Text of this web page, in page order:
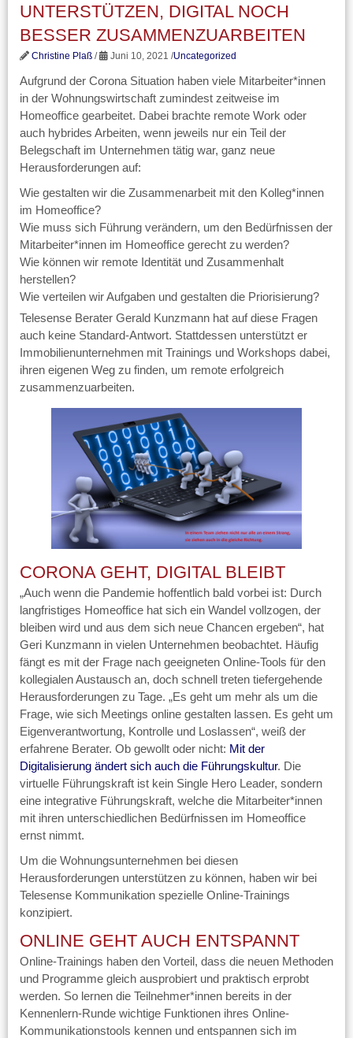
UNTERSTÜTZEN, DIGITAL NOCH
BESSER ZUSAMMENZUARBEITEN
Christine Plaß / Juni 10, 2021 /Uncategorized
Aufgrund der Corona Situation haben viele Mitarbeiter*innen
in der Wohnungswirtschaft zumindest zeitweise im
Homeoffice gearbeitet. Dabei brachte remote Work oder
auch hybrides Arbeiten, wenn jeweils nur ein Teil der
Belegschaft im Unternehmen tätig war, ganz neue
Herausforderungen auf:
Wie gestalten wir die Zusammenarbeit mit den Kolleg*innen
im Homeoffice?
Wie muss sich Führung verändern, um den Bedürfnissen der
Mitarbeiter*innen im Homeoffice gerecht zu werden?
Wie können wir remote Identität und Zusammenhalt
herstellen?
Wie verteilen wir Aufgaben und gestalten die Priorisierung?
Telesense Berater Gerald Kunzmann hat auf diese Fragen
auch keine Standard-Antwort. Stattdessen unterstützt er
Immobilienunternehmen mit Trainings und Workshops dabei,
ihren eigenen Weg zu finden, um remote erfolgreich
zusammenzuarbeiten.
CORONA GEHT, DIGITAL BLEIBT
„Auch wenn die Pandemie hoffentlich bald vorbei ist: Durch
langfristiges Homeoffice hat sich ein Wandel vollzogen, der
bleiben wird und aus dem sich neue Chancen ergeben“, hat
Geri Kunzmann in vielen Unternehmen beobachtet. Häufig
fängt es mit der Frage nach geeigneten Online-Tools für den
kollegialen Austausch an, doch schnell treten tiefergehende
Herausforderungen zu Tage. „Es geht um mehr als um die
Frage, wie sich Meetings online gestalten lassen. Es geht um
Eigenverantwortung, Kontrolle und Loslassen“, weiß der
erfahrene Berater. Ob gewollt oder nicht: Mit der
Digitalisierung ändert sich auch die Führungskultur. Die
virtuelle Führungskraft ist kein Single Hero Leader, sondern
eine integrative Führungskraft, welche die Mitarbeiter*innen
mit ihren unterschiedlichen Bedürfnissen im Homeoffice
ernst nimmt.
Um die Wohnungsunternehmen bei diesen
Herausforderungen unterstützen zu können, haben wir bei
Telesense Kommunikation spezielle Online-Trainings
konzipiert.
ONLINE GEHT AUCH ENTSPANNT
Online-Trainings haben den Vorteil, dass die neuen Methoden
und Programme gleich ausprobiert und praktisch erprobt
werden. So lernen die Teilnehmer*innen bereits in der
Kennenlern-Runde wichtige Funktionen ihres Online-
Kommunikationstools kennen und entspannen sich im